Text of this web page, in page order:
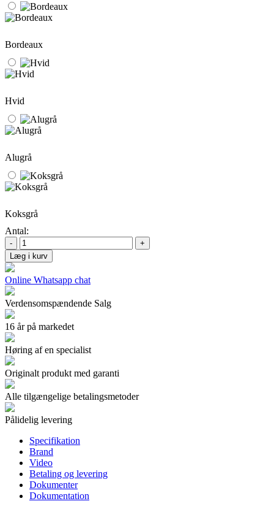
Bordeaux
Hvid
Alugrå
Koksgrå
Antal:
-
+
Læg i kurv
Online Whatsapp chat
Verdensomspændende Salg
16 år på markedet
Høring af en specialist
Originalt produkt med garanti
Alle tilgængelige betalingsmetoder
Pålidelig levering
Specifikation
Brand
Video
Betaling og levering
Dokumenter
Dokumentation